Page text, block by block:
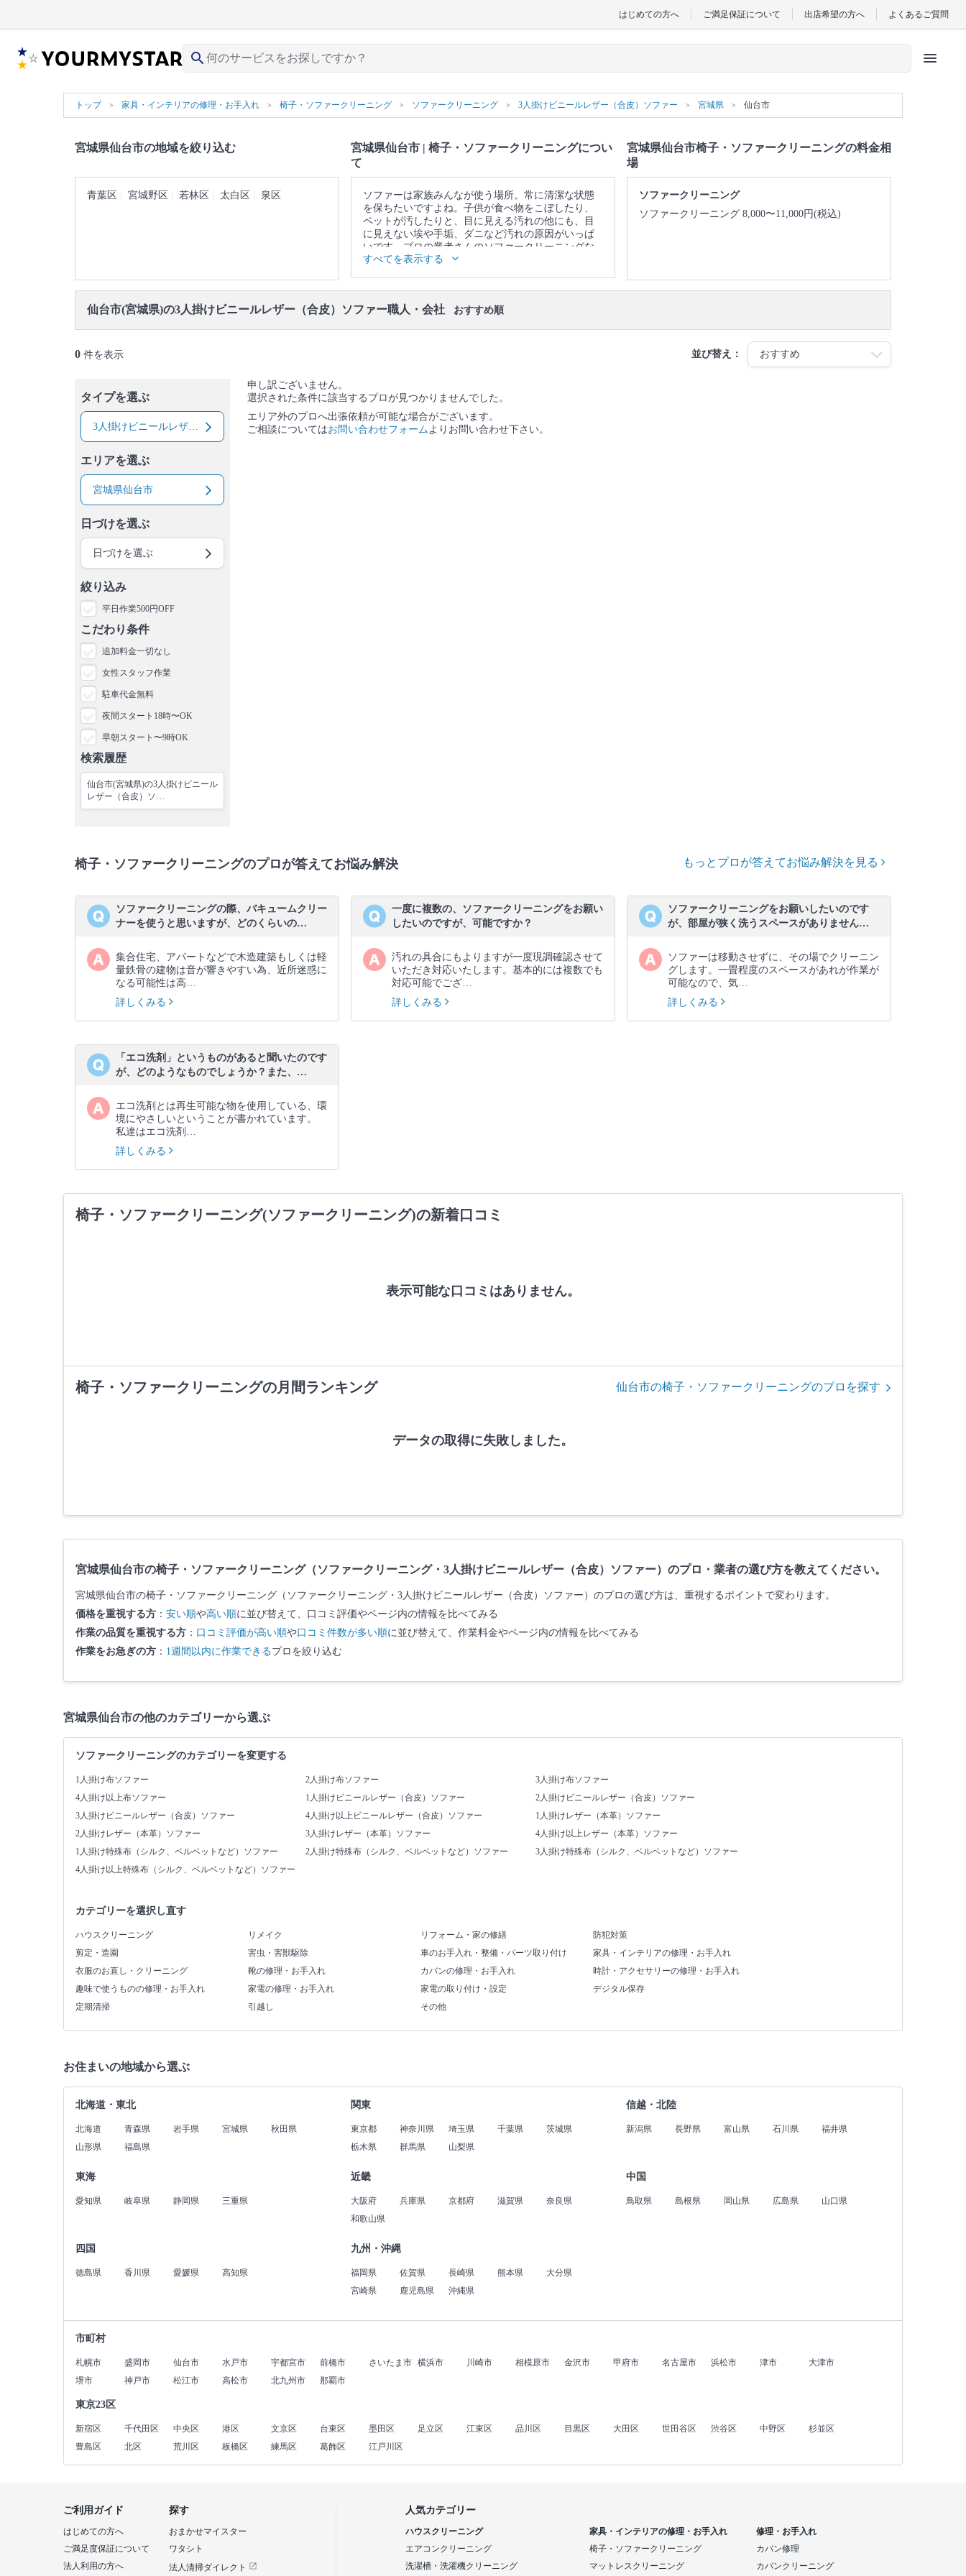
はじめての方へ ご満足保証について 出店希望の方へ よくあるご質問
search menu
トップ 家具・インテリアの修理・お手入れ 椅子・ソファークリーニング ソファークリーニング 3人掛けビニールレザー（合皮）ソファー 宮城県 仙台市
宮城県仙台市の地域を絞り込む
青葉区 宮城野区 若林区 太白区 泉区
宮城県仙台市 | 椅子・ソファークリーニングについ
て
ソファーは家族みんなが使う場所。常に清潔な状態
を保ちたいですよね。子供が食べ物をこぼしたり、
ペットが汚したりと、目に見える汚れの他にも、目
に見えない埃や手垢、ダニなど汚れの原因がいっぱ
いです。プロの業者さんのソファークリーニングな
ら、落ちないと思っていたシミや臭い、ダニや雑菌
▼表示価格に含まれる椅子・ソファークリーニング
の作業範囲
すべてを表示する
宮城県仙台市椅子・ソファークリーニングの料金相
場
ソファークリーニング
ソファークリーニング 8,000〜11,000円(税込)
仙台市(宮城県)の3人掛けビニールレザー（合皮）ソファー職人・会社 おすすめ順
0 件を表示 並び替え：
タイプを選ぶ
エリアを選ぶ
宮城県仙台市
日づけを選ぶ
日づけを選ぶ
絞り込み
平日作業500円OFF
こだわり条件
追加料金一切なし
女性スタッフ作業
駐車代金無料
夜間スタート18時〜OK
早朝スタート〜9時OK
検索履歴
仙台市(宮城県)の3人掛けビニール
レザー（合皮）ソ…
申し訳ございません。
選択された条件に該当するプロが見つかりませんでした。
エリア外のプロへ出張依頼が可能な場合がございます。
ご相談についてはお問い合わせフォームよりお問い合わせ下さい。
椅子・ソファークリーニングのプロが答えてお悩み解決 もっとプロが答えてお悩み解決を見る
ソファークリーニングの際、バキュームクリー
ナーを使うと思いますが、どのくらいの…
集合住宅、アパートなどで木造建築もしくは軽
量鉄骨の建物は音が響きやすい為、近所迷惑に
なる可能性は高…
詳しくみる
一度に複数の、ソファークリーニングをお願い
したいのですが、可能ですか？
汚れの具合にもよりますが一度現調確認させて
いただき対応いたします。基本的には複数でも
対応可能でござ…
詳しくみる
ソファークリーニングをお願いしたいのです
が、部屋が狭く洗うスペースがありません…
ソファーは移動させずに、その場でクリーニン
グします。一畳程度のスペースがあれが作業が
可能なので、気…
詳しくみる
「エコ洗剤」というものがあると聞いたのです
が、どのようなものでしょうか？また、…
エコ洗剤とは再生可能な物を使用している、環
境にやさしいということが書かれています。
私達はエコ洗剤…
詳しくみる
椅子・ソファークリーニング(ソファークリーニング)の新着口コミ
表示可能な口コミはありません。
椅子・ソファークリーニングの月間ランキング 仙台市の椅子・ソファークリーニングのプロを探す
データの取得に失敗しました。
宮城県仙台市の椅子・ソファークリーニング（ソファークリーニング・3人掛けビニールレザー（合皮）ソファー）のプロ・業者の選び方を教えてください。
宮城県仙台市の椅子・ソファークリーニング（ソファークリーニング・3人掛けビニールレザー（合皮）ソファー）のプロの選び方は、重視するポイントで変わります。
価格を重視する方 ： 安い順や高い順に並び替えて、口コミ評価やページ内の情報を比べてみる
作業の品質を重視する方 ： 口コミ評価が高い順や口コミ件数が多い順に並び替えて、作業料金やページ内の情報を比べてみる
作業をお急ぎの方 ： 1週間以内に作業できるプロを絞り込む
宮城県仙台市の他のカテゴリーから選ぶ
ソファークリーニングのカテゴリーを変更する
1人掛け布ソファー 2人掛け布ソファー
3人掛け布ソファー
4人掛け以上布ソファー
1人掛けビニールレザー（合皮）ソファー
2人掛けビニールレザー（合皮）ソファー
3人掛けビニールレザー（合皮）ソファー
4人掛け以上ビニールレザー（合皮）ソファー
1人掛けレザー（本革）ソファー
2人掛けレザー（本革）ソファー
3人掛けレザー（本革）ソファー
4人掛け以上レザー（本革）ソファー
1人掛け特殊布（シルク、ベルベットなど）ソファー
2人掛け特殊布（シルク、ベルベットなど）ソファー
3人掛け特殊布（シルク、ベルベットなど）ソファー
4人掛け以上特殊布（シルク、ベルベットなど）ソファー
カテゴリーを選択し直す
ハウスクリーニング リメイク リフォーム・家の修繕
防犯対策
剪定・造園
害虫・害獣駆除 車のお手入れ・整備・パーツ取り付け
家具・インテリアの修理・お手入れ
衣服のお直し・クリーニング
靴の修理・お手入れ カバンの修理・お手入れ
時計・アクセサリーの修理・お手入れ
趣味で使うものの修理・お手入れ
家電の修理・お手入れ 家電の取り付け・設定
デジタル保存
定期清掃
引越し その他
お住まいの地域から選ぶ
北海道・東北
北海道 青森県 岩手県 宮城県
秋田県
山形県
福島県
関東
東京都 神奈川県 埼玉県 千葉県
茨城県
栃木県
群馬県 山梨県
信越・北陸
新潟県 長野県 富山県 石川県 福井県
東海
愛知県 岐阜県 静岡県 三重県
近畿
大阪府 兵庫県 京都府 滋賀県
奈良県
和歌山県
中国
鳥取県 島根県 岡山県 広島県 山口県
四国
徳島県 香川県 愛媛県 高知県
九州・沖縄
福岡県 佐賀県 長崎県 熊本県
大分県
宮崎県
鹿児島県 沖縄県
市町村
札幌市 盛岡市 仙台市 水戸市 宇都宮市 前橋市 さいたま市 横浜市 川崎市 相模原市 金沢市 甲府市 名古屋市 浜松市 津市
大津市
堺市
神戸市 松江市 高松市 北九州市 那覇市
東京23区
新宿区 千代田区 中央区 港区 文京区 台東区 墨田区 足立区 江東区 品川区 目黒区 大田区 世田谷区 渋谷区 中野区
杉並区
豊島区
北区 荒川区 板橋区 練馬区 葛飾区 江戸川区
探す
おまかせマイスター
ワタシト
法人清掃ダイレクト
ご利用ガイド
はじめての方へ
ご満足度保証について
法人利用の方へ
人気カテゴリー
ハウスクリーニング
エアコンクリーニング
洗濯槽・洗濯機クリーニング
家具・インテリアの修理・お手入れ
椅子・ソファークリーニング
マットレスクリーニング
修理・お手入れ
カバン修理
カバンクリーニング